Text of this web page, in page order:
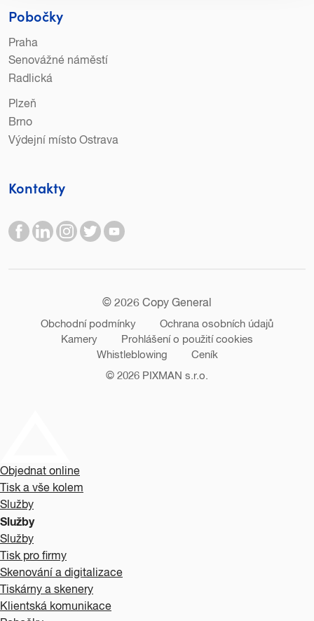
Pobočky
Praha
Senovážné náměstí
Radlická
Plzeň
Brno
Výdejní místo Ostrava
Kontakty
© 2026 Copy General
Obchodní podmínky
Ochrana osobních údajů
Kamery
Prohlášení o použití cookies
Whistleblowing
Ceník
© 2026 PIXMAN s.r.o.
Objednat online
Tisk a vše kolem
Služby
Služby
Služby
Tisk pro firmy
Skenování a digitalizace
Tiskárny a skenery
Klientská komunikace